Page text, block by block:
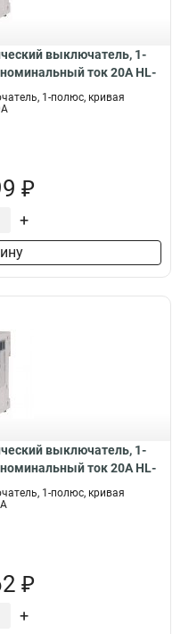
выключатель, 1-
ток 20А HL-
1-полюс, кривая
₽
+
выключатель, 1-
ток 20А HL-
1-полюс, кривая
₽
+